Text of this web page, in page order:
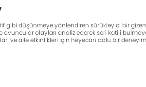
gibi düşünmeye yönlendiren sürükleyici bir
olayları analiz ederek seri katili
ve aile etkinlikleri için heyecan dolu bir